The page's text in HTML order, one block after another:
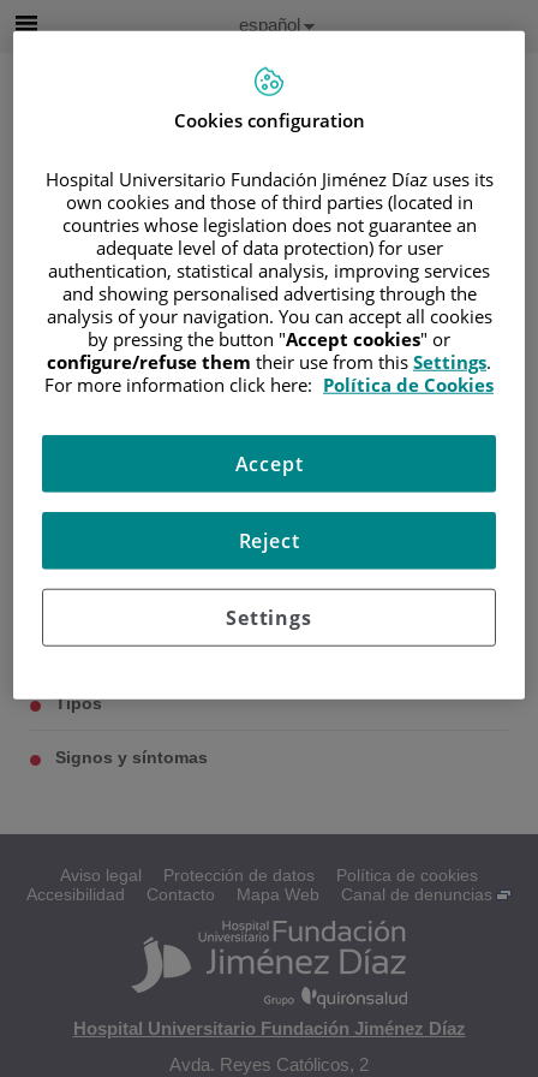
Buscar
Selector
de
idioma
Idioma
Español
Inicio/ÁREA DEL PACIENTE
/SOBRE EL CÁNCER
INFORMACIÓN Y SOPORTE AL PACIENTE
/TIPOS DE CÁNCER
/ÁREA DE CÁNCER GASTRO-INTESTINAL
/PÁNCREAS/CÁNCER DE PÁNCREAS
Cáncer de Páncreas
Páncreas
Causas y factores de riesgo
Tipos
Signos y síntomas
Aviso legal Protección de datos
Política de cookies
Accesibilidad
Contacto Mapa Web Canal de denuncias
Hospital Universitario Fundación Jiménez Díaz
Avda. Reyes Católicos, 2
Cookies configuration
Hospital Universitario Fundación Jiménez Díaz uses its
own cookies and those of third parties (located in
countries whose legislation does not guarantee an
adequate level of data protection) for user
authentication, statistical analysis, improving services
and showing personalised advertising through the
analysis of your navigation. You can accept all cookies
by pressing the button "Accept cookies" or
configure/refuse them their use from this Settings.
For more information click here: Política de Cookies
Settings
Reject
Accept